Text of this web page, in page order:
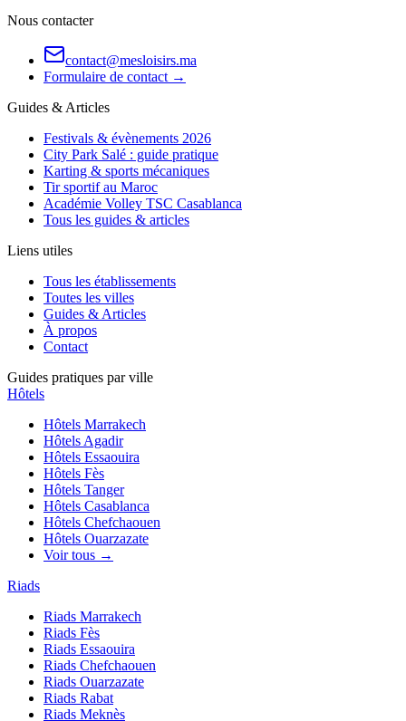
Nous contacter
contact@mesloisirs.ma
Formulaire de contact →
Guides & Articles
Festivals & évènements 2026
City Park Salé : guide pratique
Karting & sports mécaniques
Tir sportif au Maroc
Académie Volley TSC Casablanca
Tous les guides & articles
Liens utiles
Tous les établissements
Toutes les villes
Guides & Articles
À propos
Contact
Guides pratiques par ville
Hôtels
Hôtels Marrakech
Hôtels Agadir
Hôtels Essaouira
Hôtels Fès
Hôtels Tanger
Hôtels Casablanca
Hôtels Chefchaouen
Hôtels Ouarzazate
Voir tous →
Riads
Riads Marrakech
Riads Fès
Riads Essaouira
Riads Chefchaouen
Riads Ouarzazate
Riads Rabat
Riads Meknès